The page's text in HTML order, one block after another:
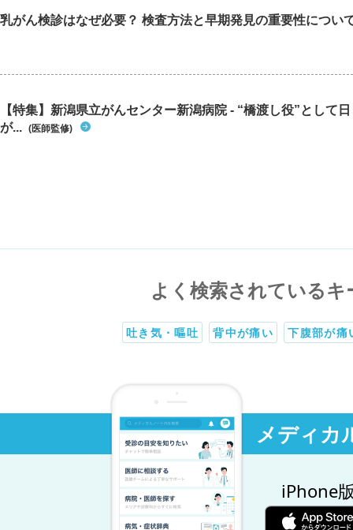
乳がん検診はなぜ必要？ 検査方法と早期発見の重要性につい
【特集】新潟県立がんセンター新潟病院 - “橋渡し役”として
が... (医師監修)
よく検索されているキ
吐き気・嘔吐 背中が痛い 下腹部が痛
メディカ
iPhone